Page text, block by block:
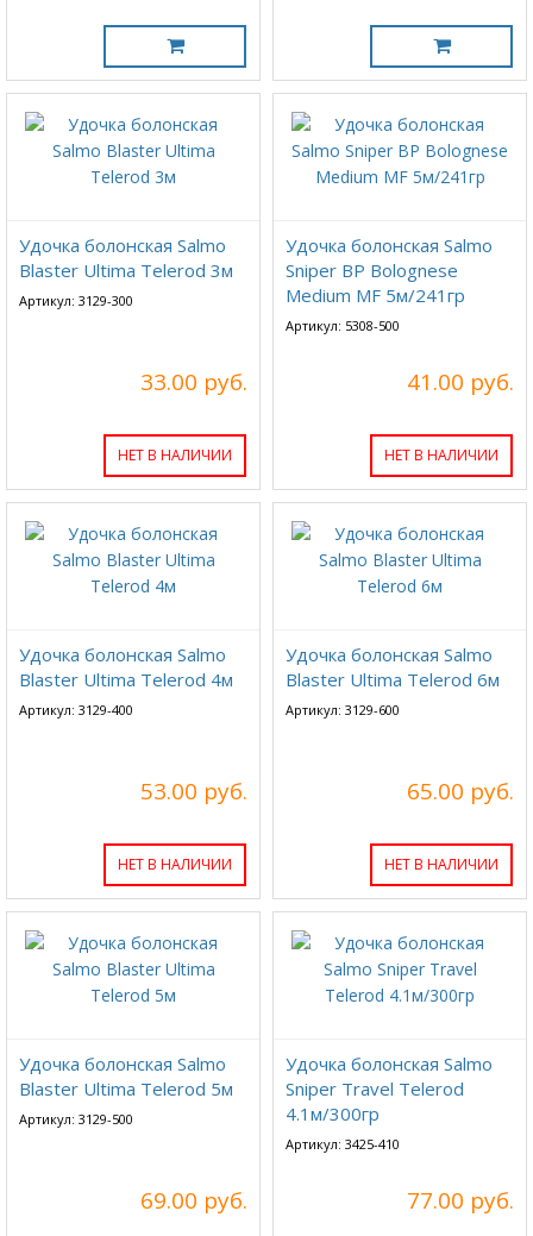
Удочка болонская Salmo
Blaster Ultima Telerod 3м
Артикул: 3129-300
33.00 руб.
НЕТ В НАЛИЧИИ
Удочка болонская Salmo
Sniper BP Bolognese
Medium MF 5м/241гр
Артикул: 5308-500
41.00 руб.
НЕТ В НАЛИЧИИ
Удочка болонская Salmo
Blaster Ultima Telerod 4м
Артикул: 3129-400
53.00 руб.
НЕТ В НАЛИЧИИ
Удочка болонская Salmo
Blaster Ultima Telerod 6м
Артикул: 3129-600
65.00 руб.
НЕТ В НАЛИЧИИ
Удочка болонская Salmo
Blaster Ultima Telerod 5м
Артикул: 3129-500
69.00 руб.
Удочка болонская Salmo
Sniper Travel Telerod
4.1м/300гр
Артикул: 3425-410
77.00 руб.